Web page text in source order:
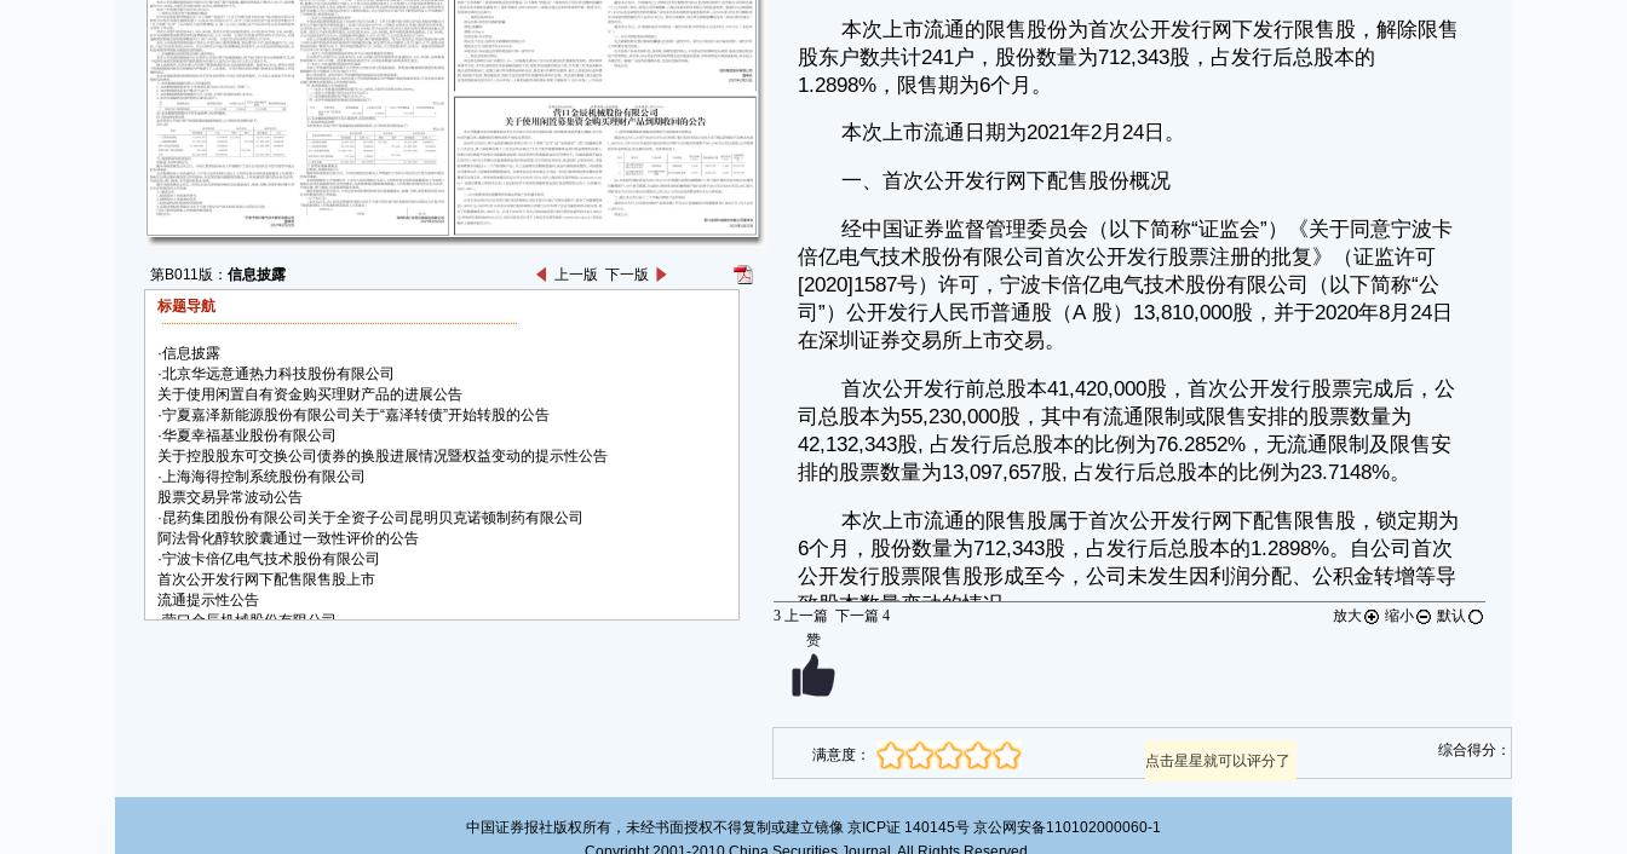
第B011版： 信息披露 上一版 下一版
标题导航
·信息披露
·北京华远意通热力科技股份有限公司
关于使用闲置自有资金购买理财产品的进展公告
·宁夏嘉泽新能源股份有限公司关于“嘉泽转债”开始转股的公告
·华夏幸福基业股份有限公司
关于控股股东可交换公司债券的换股进展情况暨权益变动的提示性公告
·上海海得控制系统股份有限公司
股票交易异常波动公告
·昆药集团股份有限公司关于全资子公司昆明贝克诺顿制药有限公司
阿法骨化醇软胶囊通过一致性评价的公告
·宁波卡倍亿电气技术股份有限公司
首次公开发行网下配售限售股上市
流通提示性公告
·营口金辰机械股份有限公司
在深圳证券交易所上市交易。
首次公开发行前总股本41,420,000股，首次公开发行股票完成后，公
司总股本为55,230,000股，其中有流通限制或限售安排的股票数量为
42,132,343股, 占发行后总股本的比例为76.2852%，无流通限制及限售安
排的股票数量为13,097,657股, 占发行后总股本的比例为23.7148%。
本次上市流通的限售股属于首次公开发行网下配售限售股，锁定期为
6个月，股份数量为712,343股，占发行后总股本的1.2898%。自公司首次
公开发行股票限售股形成至今，公司未发生因利润分配、公积金转增等导
致股本数量变动的情况。
二、申请解除股份限售股东履行承诺情况
本次上市流通的限售股为公司首次公开发行网下配售限售股，网下发
行部分采用比例限售方式，网下投资者承诺其获配股票的限售期限为自发
行人首次公开发行并上市之日起6个月。
除上述承诺外，本次申请上市的网下配售限售股股东无其他特别承
了上述承诺，不存在相关承诺未履行影响本次限售股上市流通的情况。
本次申请解除股份限售的股东均不存在非经营性占用公司资金的情
形，公司对上述股东不存在违规担保的情形。
三、本次解除限售股份的上市流通安排
1. 本次解除限售股份的上市流通日期为2021年2月24日（星期三）。
2. 本次解除限售股东户数共计241户。
3. 本次解除限售股份数量为712,343股，占发行后总股本的
4、本次申请解除股份限售的具体情况如下：
本次首次公开发行网下配售限售股解除限售后，公司股份变动情况如
下：
单位：股
3 上一篇 下一篇 4 放大 缩小
默认
赞
满意度： 点击星星就可以评分了
综合得分：
中国证券报社版权所有，未经书面授权不得复制或建立镜像 京ICP证 140145号 京公网安备110102000060-1